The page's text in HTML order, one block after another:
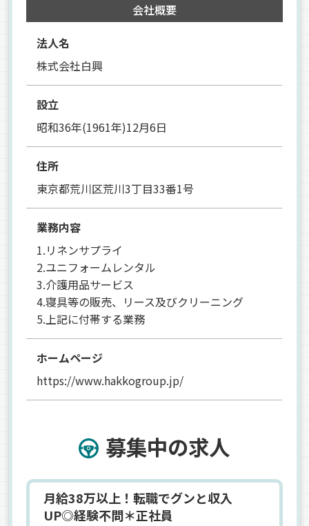
会社概要
法人名
株式会社白興
設立
昭和36年(1961年)12月6日
住所
東京都荒川区荒川3丁目33番1号
業務内容
1.リネンサプライ
2.ユニフォームレンタル
3.介護用品サービス
4.寝具等の販売、リース及びクリーニング
5.上記に付帯する業務
ホームページ
https://www.hakkogroup.jp/
募集中の求人
月給38万以上！転職でグンと収入
UP◎経験不問＊正社員